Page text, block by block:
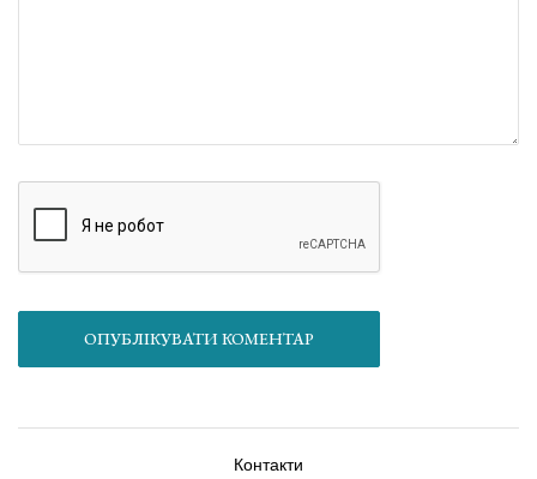
ОПУБЛІКУВАТИ КОМЕНТАР
Контакти